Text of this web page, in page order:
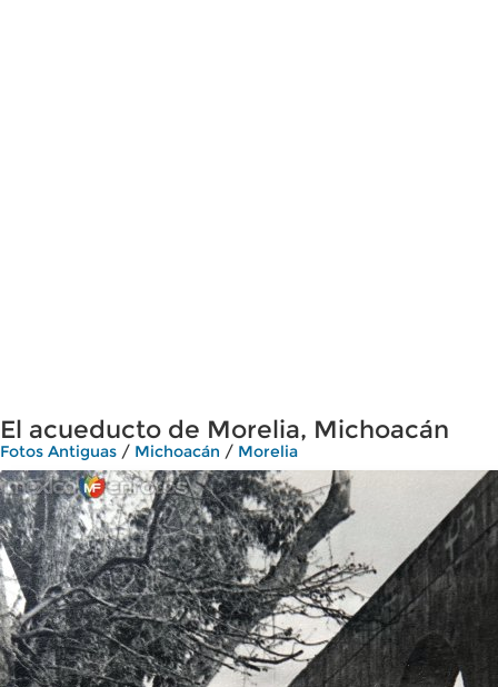
El acueducto de Morelia, Michoacán
Fotos Antiguas / Michoacán / Morelia